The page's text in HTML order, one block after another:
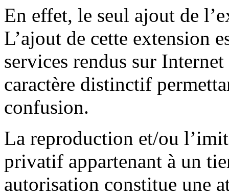
En effet, le seul ajout de
L’ajout de cette extension
services rendus sur
caractère distinctif
confusion.
La reproduction et/ou
privatif appartenant à un
autorisation constitue une